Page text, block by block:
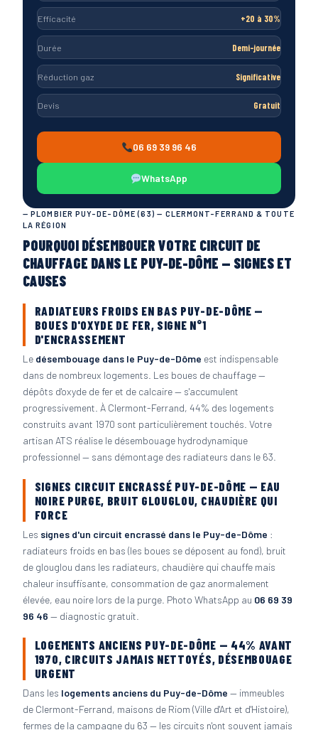
— PLOMBIER PUY-DE-DÔME (63) — CLERMONT-FERRAND & TOUTE
LA RÉGION
POURQUOI DÉSEMBOUER VOTRE CIRCUIT DE
CHAUFFAGE DANS LE PUY-DE-DÔME — SIGNES ET
CAUSES
RADIATEURS FROIDS EN BAS PUY-DE-DÔME —
BOUES D'OXYDE DE FER, SIGNE N°1
D'ENCRASSEMENT
Le désembouage dans le Puy-de-Dôme est indispensable
dans de nombreux logements. Les boues de chauffage —
dépôts d'oxyde de fer et de calcaire — s'accumulent
progressivement. À Clermont-Ferrand, 44% des logements
construits avant 1970 sont particulièrement touchés. Votre
artisan ATS réalise le désembouage hydrodynamique
professionnel — sans démontage des radiateurs dans le 63.
SIGNES CIRCUIT ENCRASSÉ PUY-DE-DÔME — EAU
NOIRE PURGE, BRUIT GLOUGLOU, CHAUDIÈRE QUI
FORCE
Les signes d'un circuit encrassé dans le Puy-de-Dôme :
radiateurs froids en bas (les boues se déposent au fond), bruit
de glouglou dans les radiateurs, chaudière qui chauffe mais
chaleur insuffisante, consommation de gaz anormalement
élevée, eau noire lors de la purge. Photo WhatsApp au 06 69 39
96 46 — diagnostic gratuit.
LOGEMENTS ANCIENS PUY-DE-DÔME — 44% AVANT
1970, CIRCUITS JAMAIS NETTOYÉS, DÉSEMBOUAGE
URGENT
Dans les logements anciens du Puy-de-Dôme — immeubles
de Clermont-Ferrand, maisons de Riom (Ville d'Art et d'Histoire),
fermes de la campagne du 63 — les circuits n'ont souvent jamais
Efficacité +20 à 30%
Durée Demi-journée
Réduction gaz Significative
Devis Gratuit
06 69 39 96 46
WhatsApp